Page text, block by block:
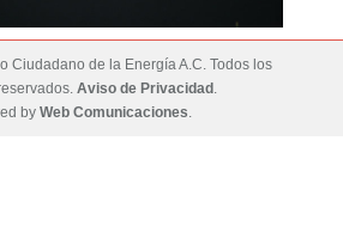
Ciudadano de la Energía A.C. Todos los
Aviso de Privacidad .
by Web Comunicaciones.